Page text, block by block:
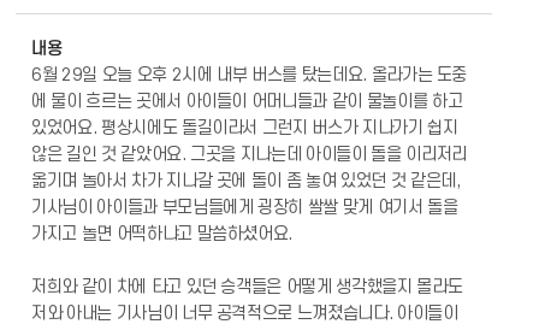
내용
6월 29일 오늘 오후 2시에 내부 버스를 탔는데요. 올라가는 도중
에 물이 흐르는 곳에서 아이들이 어머니들과 같이 물놀이를 하고
있었어요. 평상시에도 돌길이라서 그런지 버스가 지나가기 쉽지
않은 길인 것 같았어요. 그곳을 지나는데 아이들이 돌을 이리저리
옮기며 놀아서 차가 지나갈 곳에 돌이 좀 놓여 있었던 것 같은데,
기사님이 아이들과 부모님들에게 굉장히 쌀쌀 맞게 여기서 돌을
가지고 놀면 어떡하냐고 말씀하셨어요.
저희와 같이 차에 타고 있던 승객들은 어떻게 생각했을지 몰라도
저와 아내는 기사님이 너무 공격적으로 느껴졌습니다. 아이들이